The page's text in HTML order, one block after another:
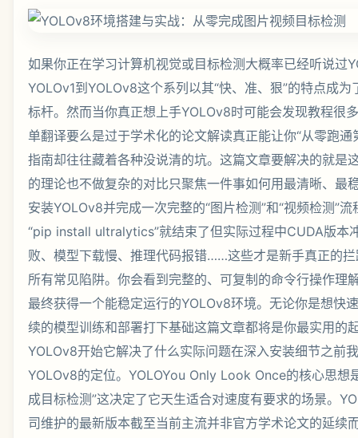
如果你正在学习计算机视觉或目标检测大概率已经听说过
YOLOv1到YOLOv8这个系列以其“快、准、狠”的特点成
标杆。然而当你真正想上手YOLOv8时可能会发现教程很
单翻译要么是过于学术化的论文解读真正能让你“从零跑通
指南却往往藏着各种没说清的坑。这篇文章要解决的就是
的理论也不做复杂的对比只聚焦一件事如何用最清晰、最
安装YOLOv8并完成一次完整的“图片检测”和“视频检测”
“pip install ultralytics”就结束了但实际过程中CUDA版本
败、模型下载慢、推理代码报错……这些才是新手真正的
所有常见陷阱。你会看到完整的、可复制的命令行操作理
最终获得一个能稳定运行的YOLOv8环境。无论你是想快
续的模型训练和部署打下基础这篇文章都将是你最实用的
YOLOv8开始它解决了什么实际问题在深入安装细节之前
YOLOv8的定位。YOLOYou Only Look Once的核心思想
成目标检测”这决定了它天生适合对速度有要求的场景。
司维护的最新版本截至当前主流并非官方学术论文的延续